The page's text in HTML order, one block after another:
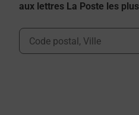
aux lettres La Poste les
Ville, Département, Code